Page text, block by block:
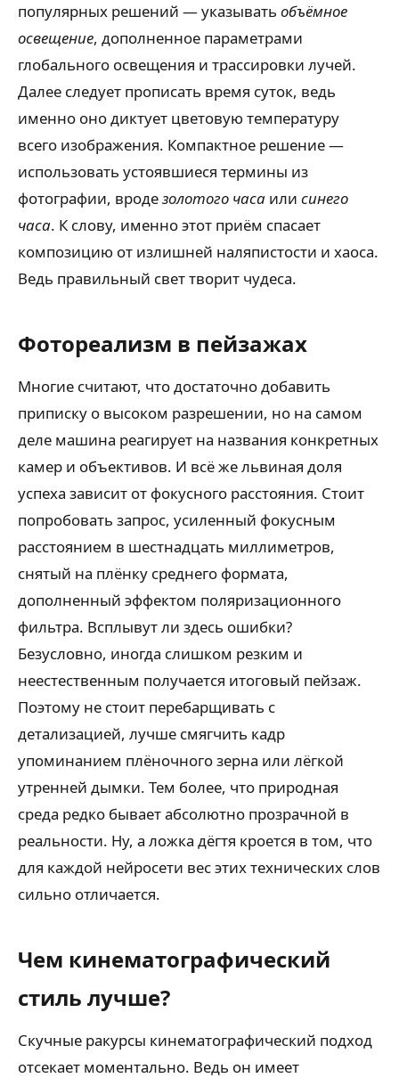
популярных решений — указывать объёмное
освещение, дополненное параметрами
глобального освещения и трассировки лучей.
Далее следует прописать время суток, ведь
именно оно диктует цветовую температуру
всего изображения. Компактное решение —
использовать устоявшиеся термины из
фотографии, вродезолотого часа или синего
часа. К слову, именно этот приём спасает
композицию от излишней наляпистости и хаоса.
Ведь правильный свет творит чудеса.
Фотореализм в пейзажах
Многие считают, что достаточно добавить
приписку о высоком разрешении, но на самом
деле машина реагирует на названия конкретных
камер и объективов. И всё же львиная доля
успеха зависит от фокусного расстояния. Стоит
попробовать запрос, усиленный фокусным
расстоянием в шестнадцать миллиметров,
снятый на плёнку среднего формата,
дополненный эффектом поляризационного
фильтра. Всплывут ли здесь ошибки?
Безусловно, иногда слишком резким и
неестественным получается итоговый пейзаж.
Поэтому не стоит перебарщивать с
детализацией, лучше смягчить кадр
упоминанием плёночного зерна или лёгкой
утренней дымки. Тем более, что природная
среда редко бывает абсолютно прозрачной в
реальности. Ну, а ложка дёгтя кроется в том, что
для каждой нейросети вес этих технических слов
сильно отличается.
Чем кинематографический
стиль лучше?
Скучные ракурсы кинематографический подход
отсекает моментально. Ведь он имеет